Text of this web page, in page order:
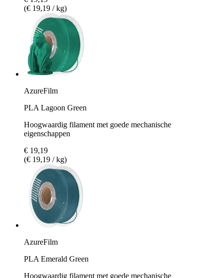
(€ 19,19 / kg)
AzureFilm
PLA Lagoon Green
Hoogwaardig filament met goede mechanische
eigenschappen
€ 19,19
(€ 19,19 / kg)
AzureFilm
PLA Emerald Green
Hoogwaardig filament met goede mechanische